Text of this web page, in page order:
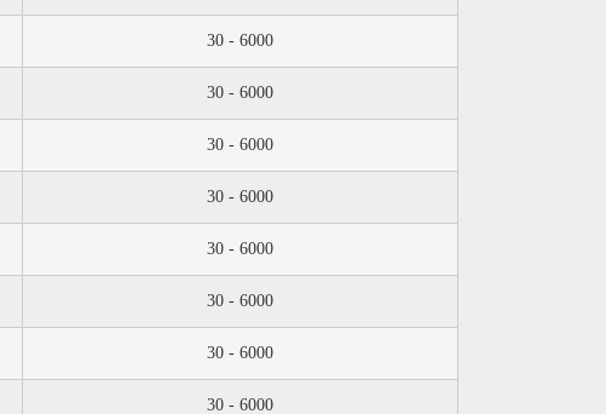
30 - 6000
30 - 6000
30 - 6000
30 - 6000
30 - 6000
30 - 6000
30 - 6000
30 - 6000